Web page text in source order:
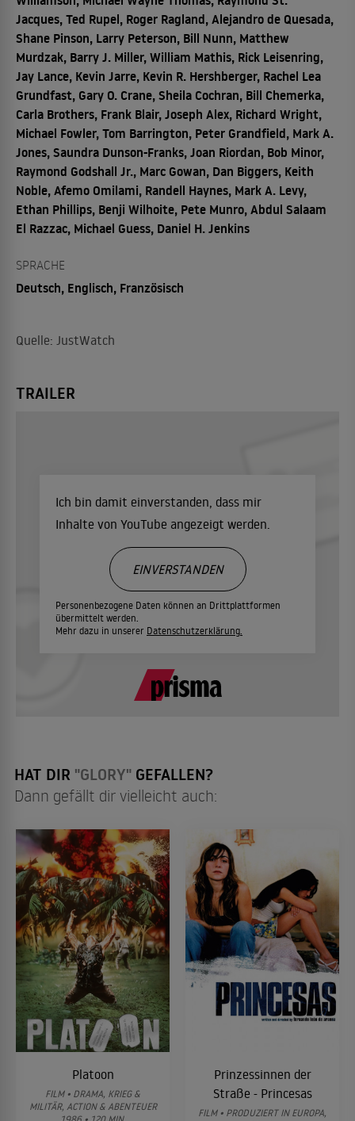
Jacques, Ted Rupel, Roger Ragland, Alejandro de Quesada,
Shane Pinson, Larry Peterson, Bill Nunn, Matthew
Murdzak, Barry J. Miller, William Mathis, Rick Leisenring,
Jay Lance, Kevin Jarre, Kevin R. Hershberger, Rachel Lea
Grundfast, Gary O. Crane, Sheila Cochran, Bill Chemerka,
Carla Brothers, Frank Blair, Joseph Alex, Richard Wright,
Michael Fowler, Tom Barrington, Peter Grandfield, Mark A.
Jones, Saundra Dunson-Franks, Joan Riordan, Bob Minor,
Raymond Godshall Jr., Marc Gowan, Dan Biggers, Keith
Noble, Afemo Omilami, Randell Haynes, Mark A. Levy,
Ethan Phillips, Benji Wilhoite, Pete Munro, Abdul Salaam
El Razzac, Michael Guess, Daniel H. Jenkins
SPRACHE
Deutsch, Englisch, Französisch
Quelle: JustWatch
TRAILER
Ich bin damit einverstanden, dass mir
Inhalte von YouTube angezeigt werden.
Personenbezogene Daten können an Drittplattformen
übermittelt werden.
Mehr dazu in unserer Datenschutzerklärung.
EINVERSTANDEN
HAT DIR "GLORY" GEFALLEN?
Dann gefällt dir vielleicht auch:
Platoon
FILM • DRAMA, KRIEG &
MILITÄR, ACTION & ABENTEUER
Prinzessinnen der
Straße - Princesas
FILM • PRODUZIERT IN EUROPA,